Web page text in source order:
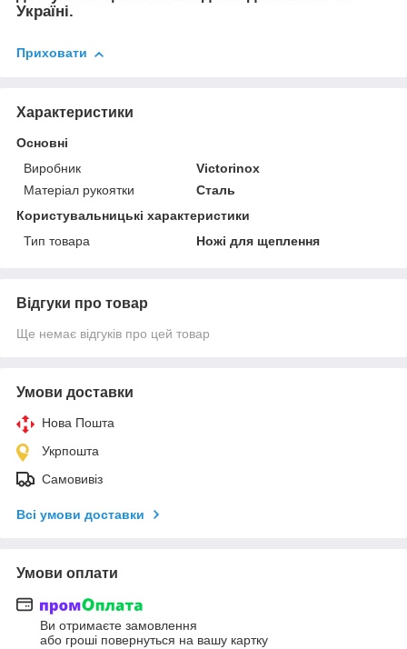
Україні.
Приховати
Характеристики
Основні
Виробник
Victorinox
Матеріал рукоятки
Сталь
Користувальницькі характеристики
Тип товара
Ножі для щеплення
Відгуки про товар
Ще немає відгуків про цей товар
Умови доставки
Нова Пошта
Укрпошта
Самовивіз
Всі умови доставки
Умови оплати
Ви отримаєте замовлення
або гроші повернуться на вашу картку